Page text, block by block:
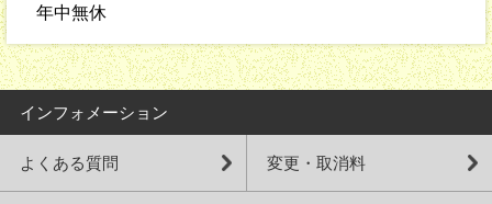
年中無休
インフォメーション
よくある質問 変更・取消料